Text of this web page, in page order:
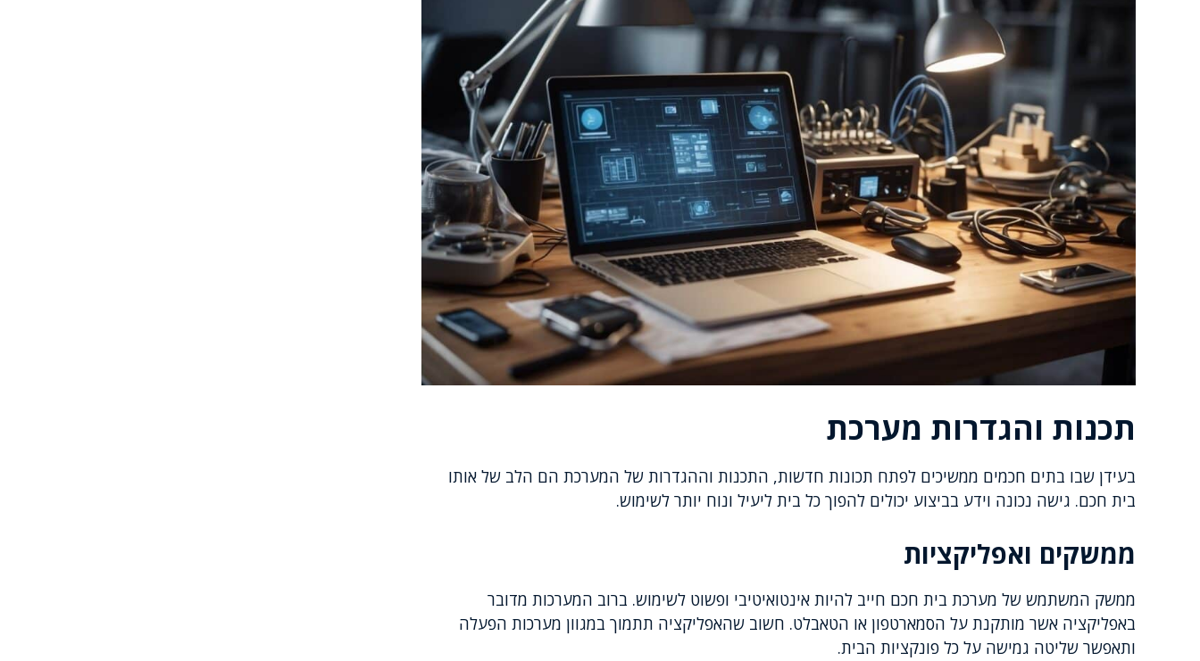
תכנות והגדרות מערכת
בעידן שבו בתים חכמים ממשיכים לפתח תכונות חדשות, התכנות וההגדרות של המערכת הם הלב של אותו
בית חכם. גישה נכונה וידע בביצוע יכולים להפוך כל בית ליעיל ונוח יותר לשימוש.
ממשקים ואפליקציות
ממשק המשתמש של מערכת בית חכם חייב להיות אינטואיטיבי ופשוט לשימוש. ברוב המערכות מדובר
באפליקציה אשר מותקנת על הסמארטפון או הטאבלט. חשוב שהאפליקציה תתמוך במגוון מערכות הפעלה
ותאפשר שליטה גמישה על כל פונקציות הבית.